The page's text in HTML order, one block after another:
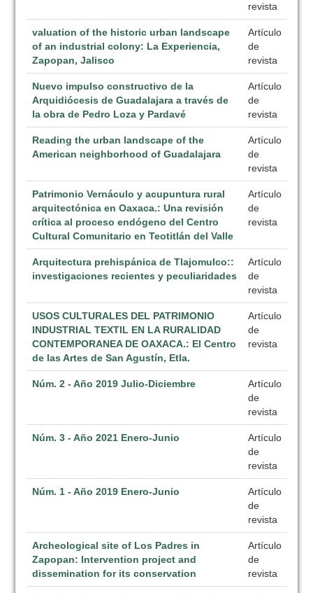
revista
valuation of the historic urban landscape
of an industrial colony: La Experiencia,
Zapopan, Jalisco
Artículo
de
revista
Nuevo impulso constructivo de la
Arquidiócesis de Guadalajara a través de
la obra de Pedro Loza y Pardavé
Artículo
de
revista
Reading the urban landscape of the
American neighborhood of Guadalajara
Artículo
de
revista
Patrimonio Vernáculo y acupuntura rural
arquitectónica en Oaxaca.: Una revisión
crítica al proceso endógeno del Centro
Cultural Comunitario en Teotitlán del Valle
Artículo
de
revista
Arquitectura prehispánica de Tlajomulco::
investigaciones recientes y peculiaridades
Artículo
de
revista
USOS CULTURALES DEL PATRIMONIO
INDUSTRIAL TEXTIL EN LA RURALIDAD
CONTEMPORANEA DE OAXACA.: El Centro
de las Artes de San Agustín, Etla.
Artículo
de
revista
Núm. 2 - Año 2019 Julio-Diciembre
Artículo
de
revista
Núm. 3 - Año 2021 Enero-Junio
Artículo
de
revista
Núm. 1 - Año 2019 Enero-Junio
Artículo
de
revista
Archeological site of Los Padres in
Zapopan: Intervention project and
dissemination for its conservation
Artículo
de
revista